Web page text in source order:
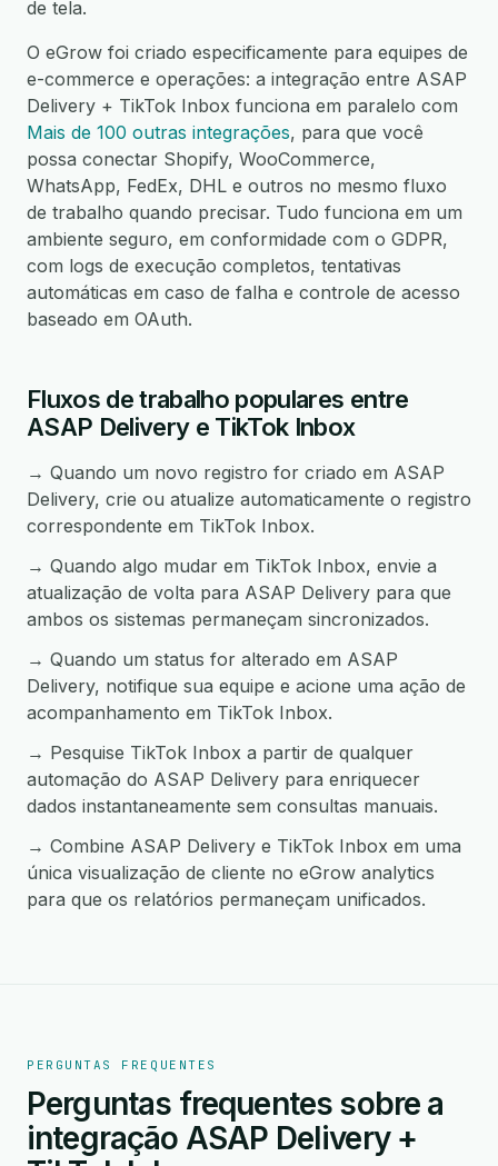
de tela.
O eGrow foi criado especificamente para equipes de
e-commerce e operações: a integração entre ASAP
Delivery + TikTok Inbox funciona em paralelo com
Mais de 100 outras integrações, para que você
possa conectar Shopify, WooCommerce,
WhatsApp, FedEx, DHL e outros no mesmo fluxo
de trabalho quando precisar. Tudo funciona em um
ambiente seguro, em conformidade com o GDPR,
com logs de execução completos, tentativas
automáticas em caso de falha e controle de acesso
baseado em OAuth.
Fluxos de trabalho populares entre
ASAP Delivery e TikTok Inbox
→ Quando um novo registro for criado em ASAP
Delivery, crie ou atualize automaticamente o registro
correspondente em TikTok Inbox.
→ Quando algo mudar em TikTok Inbox, envie a
atualização de volta para ASAP Delivery para que
ambos os sistemas permaneçam sincronizados.
→ Quando um status for alterado em ASAP
Delivery, notifique sua equipe e acione uma ação de
acompanhamento em TikTok Inbox.
→ Pesquise TikTok Inbox a partir de qualquer
automação do ASAP Delivery para enriquecer
dados instantaneamente sem consultas manuais.
→ Combine ASAP Delivery e TikTok Inbox em uma
única visualização de cliente no eGrow analytics
para que os relatórios permaneçam unificados.
PERGUNTAS FREQUENTES
Perguntas frequentes sobre a
integração ASAP Delivery +